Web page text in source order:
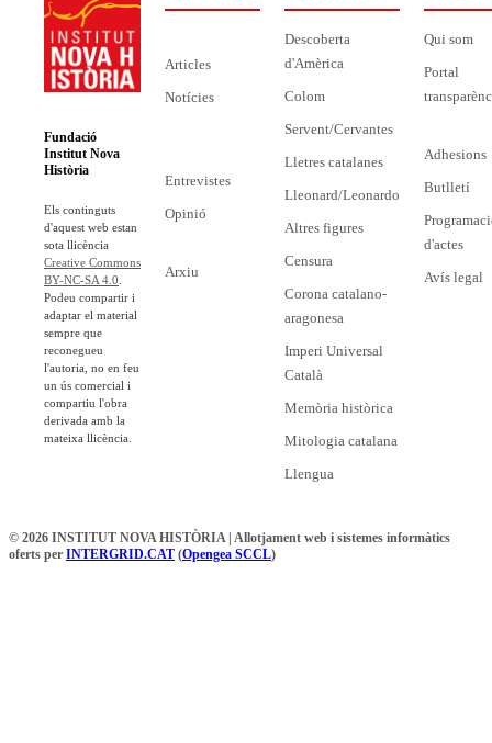
Fundació
Institut Nova
Història
Els continguts
d'aquest web estan
sota llicència
Creative Commons
BY-NC-SA 4.0
Podeu compartir i
adaptar el material
sempre que
reconegueu
l'autoria, no en feu
un ús comercial i
compartiu l'obra
derivada amb la
mateixa llicència.
Articles
Notícies
Entrevistes
Opinió
Arxiu
Descoberta
d'Amèrica
Colom
Servent/Cervantes
Lletres catalanes
Lleonard/Leonardo
Altres figures
Censura
Corona catalano-
aragonesa
Imperi Universal
Català
Memòria històrica
Mitologia catalana
Llengua
Qui som
Portal
Adhesions
Butlletí
d'actes
Avís legal
© 2026 INSTITUT NOVA HISTÒRIA | Allotjament web i sistemes informàtics
oferts per INTERGRID.CAT (Opengea SCCL)